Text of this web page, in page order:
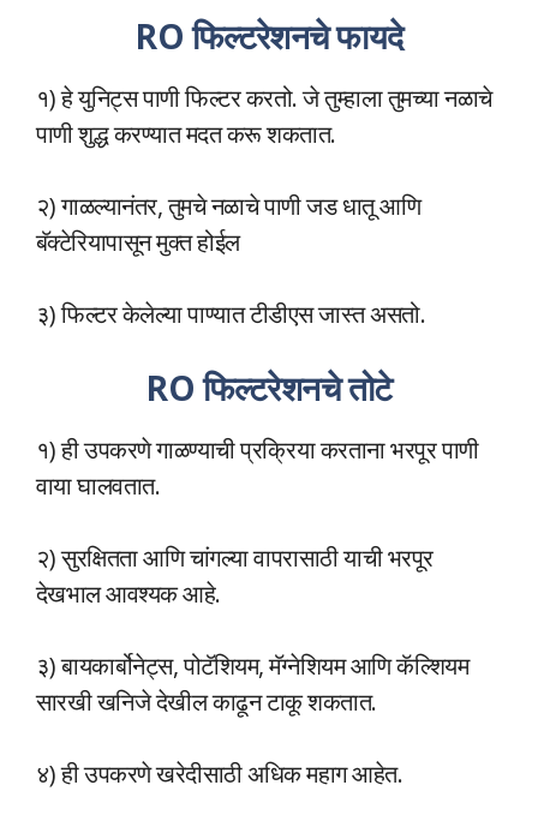
RO फिल्टरेशनचे फायदे
१) हे युनिट्स पाणी फिल्टर करतो. जे तुम्हाला तुमच्या नळाचे
पाणी शुद्ध करण्यात मदत करू शकतात.
२) गाळल्यानंतर, तुमचे नळाचे पाणी जड धातू आणि
बॅक्टेरियापासून मुक्त होईल
३) फिल्टर केलेल्या पाण्यात टीडीएस जास्त असतो.
RO फिल्टरेशनचे तोटे
१) ही उपकरणे गाळण्याची प्रक्रिया करताना भरपूर पाणी
वाया घालवतात.
२) सुरक्षितता आणि चांगल्या वापरासाठी याची भरपूर
देखभाल आवश्यक आहे.
३) बायकार्बोनेट्स, पोटॅशियम, मॅग्नेशियम आणि कॅल्शियम
सारखी खनिजे देखील काढून टाकू शकतात.
४) ही उपकरणे खरेदीसाठी अधिक महाग आहेत.